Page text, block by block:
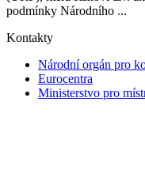
podmínky Národního ...
Kontakty
Národní orgán pro
Eurocentra
Ministerstvo pro